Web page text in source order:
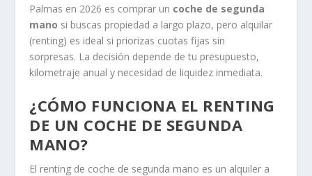
Palmas en 2026 es comprar un coche de segunda
mano si buscas propiedad a largo plazo, pero alquilar
(renting) es ideal si priorizas cuotas fijas sin
sorpresas. La decisión depende de tu presupuesto,
kilometraje anual y necesidad de liquidez inmediata.
¿CÓMO FUNCIONA EL RENTING
DE UN COCHE DE SEGUNDA
MANO?
El renting de coche de segunda mano es un alquiler a